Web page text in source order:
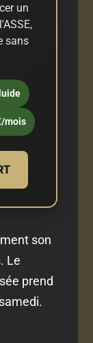
un
sans
mois
son
Le
prend